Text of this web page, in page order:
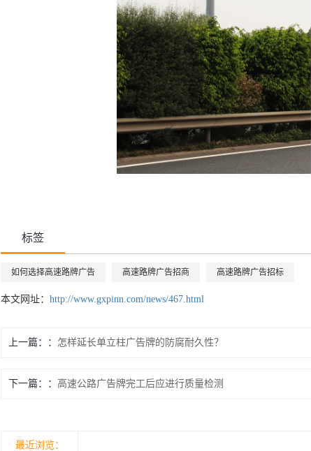
标签
如何选择高速路牌广告 高速路牌广告招商 高速路牌广告招标
本文网址： http://www.gxpinn.com/news/467.html
上一篇： 怎样延长单立柱广告牌的防腐耐久性？
下一篇： 高速公路广告牌完工后应进行质量检测
最近浏览：